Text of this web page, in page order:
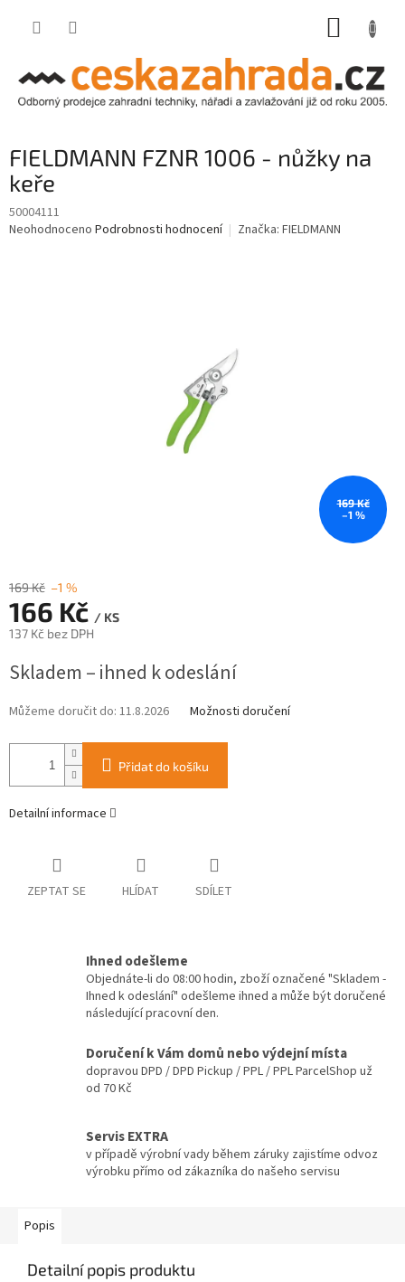
FIELDMANN FZNR 1006 - nůžky na
keře
50004111
Průměrné
Neohodnoceno Podrobnosti hodnocení Značka: FIELDMANN
169 Kč
–1 %
169 Kč –1 %
166 Kč / KS
137 Kč bez DPH
cena:
Skladem – ihned k odeslání
Můžeme doručit do: 11.8.2026 Možnosti doručení
Přidat do košíku
Detailní informace
ZEPTAT SE HLÍDAT SDÍLET
Ihned odešleme
Objednáte-li do 08:00 hodin, zboží označené "Skladem -
Ihned k odeslání" odešleme ihned a může být doručené
následující pracovní den.
Doručení k Vám domů nebo výdejní místa
dopravou DPD / DPD Pickup / PPL / PPL ParcelShop už
od 70 Kč
Servis EXTRA
v případě výrobní vady během záruky zajistíme odvoz
výrobku přímo od zákazníka do našeho servisu
Popis
Detailní popis produktu